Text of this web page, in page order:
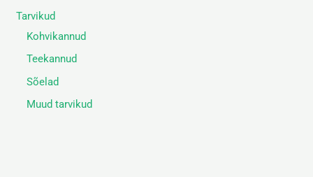
Tarvikud
Kohvikannud
Teekannud
Sõelad
Muud tarvikud